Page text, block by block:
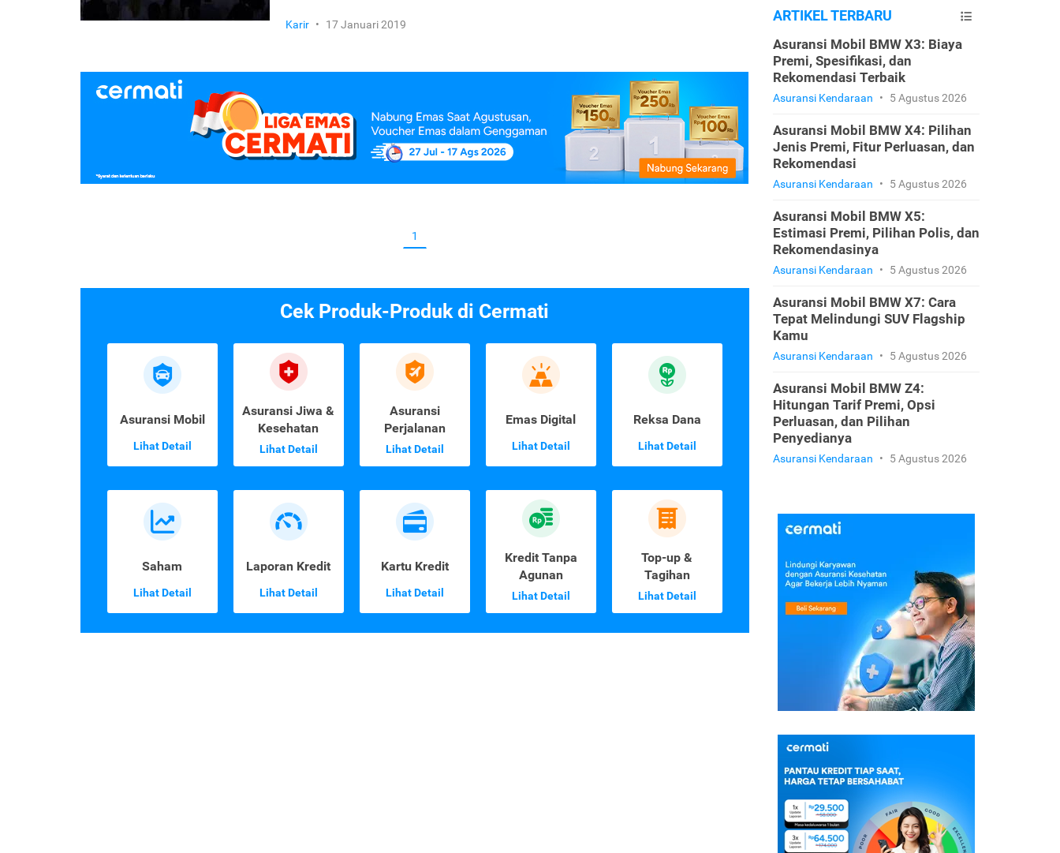
Karir • 17 Januari 2019
1
Cek Produk-Produk di Cermati
Asuransi Mobil
Lihat Detail
Asuransi Jiwa &
Kesehatan
Lihat Detail
Asuransi
Perjalanan
Lihat Detail
Emas Digital
Lihat Detail
Reksa Dana
Lihat Detail
Saham
Lihat Detail
Laporan Kredit
Lihat Detail
Kartu Kredit
Lihat Detail
Kredit Tanpa
Agunan
Lihat Detail
Top-up &
Tagihan
Lihat Detail
ARTIKEL TERBARU
Asuransi Mobil BMW X3: Biaya
Premi, Spesifikasi, dan
Rekomendasi Terbaik
Asuransi Kendaraan • 5 Agustus 2026
Asuransi Mobil BMW X4: Pilihan
Jenis Premi, Fitur Perluasan, dan
Rekomendasi
Asuransi Kendaraan • 5 Agustus 2026
Asuransi Mobil BMW X5:
Estimasi Premi, Pilihan Polis, dan
Rekomendasinya
Asuransi Kendaraan • 5 Agustus 2026
Asuransi Mobil BMW X7: Cara
Tepat Melindungi SUV Flagship
Kamu
Asuransi Kendaraan • 5 Agustus 2026
Asuransi Mobil BMW Z4:
Hitungan Tarif Premi, Opsi
Perluasan, dan Pilihan
Penyedianya
Asuransi Kendaraan • 5 Agustus 2026